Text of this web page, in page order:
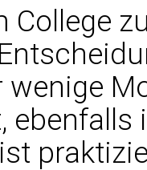
College
wenige